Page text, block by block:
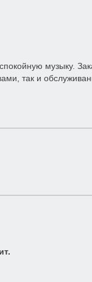
музыку.
так и